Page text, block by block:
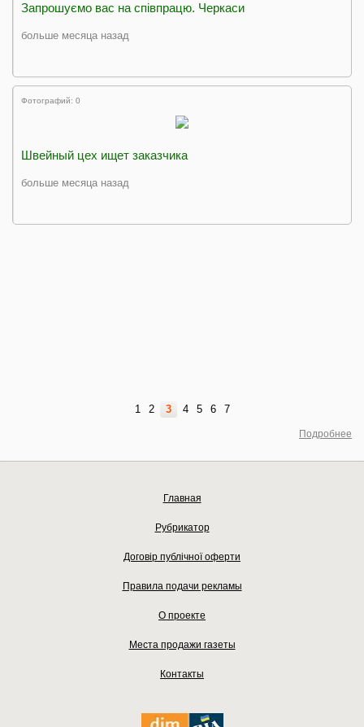
Запрошуємо вас на співпрацю. Черкаси
больше месяца назад
Фотографий: 0
Швейный цех ищет заказчика
больше месяца назад
1 2 3 4 5 6 7
Подробнее
Главная
Рубрикатор
Договір публічної оферти
Правила подачи рекламы
О проекте
Места продажи газеты
Контакты